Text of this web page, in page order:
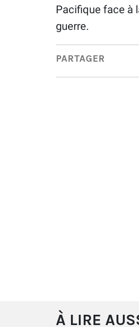
Pacifique face à
guerre.
PARTAGER
À LIRE